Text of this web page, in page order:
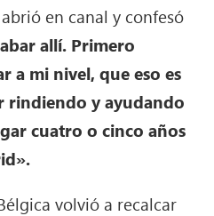
en canal y confesó
allí. Primero
a mi nivel, que eso es
rindiendo y ayudando
cuatro o cinco años
volvió a recalcar